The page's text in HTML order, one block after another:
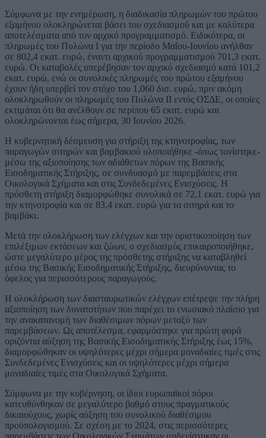
Σύμφωνα με την ενημέρωση, η διαδικασία πληρωμών του πρώτου
εξαμήνου ολοκληρώνεται βάσει του σχεδιασμού και με καλύτερα
αποτελέσματα από τον αρχικό προγραμματισμό. Ειδικότερα, οι
πληρωμές του Πυλώνα Ι για την περίοδο Μαΐου-Ιουνίου ανήλθαν
σε 802,4 εκατ. ευρώ, έναντι αρχικού προγραμματισμού 701,3 εκατ.
ευρώ. Οι καταβολές υπερέβησαν τον αρχικό σχεδιασμό κατά 101,2
εκατ. ευρώ, ενώ οι συνολικές πληρωμές του πρώτου εξαμήνου
έχουν ήδη υπερβεί τον στόχο του 1,060 δισ. ευρώ, πριν ακόμη
ολοκληρωθούν οι πληρωμές του Πυλώνα ΙΙ εντός ΟΣΔΕ, οι οποίες
εκτιμάται ότι θα ανέλθουν σε περίπου 65 εκατ. ευρώ και
ολοκληρώνονται έως σήμερα, 30 Ιουνίου 2026.
Η κυβερνητική δέσμευση για στήριξη της κτηνοτροφίας, των
παραγωγών σιτηρών και βαμβακιού υλοποιήθηκε -όπως τονίστηκε-
μέσω της αξιοποίησης των αδιάθετων πόρων της Βασικής
Εισοδηματικής Στήριξης, σε συνδυασμό με παρεμβάσεις στα
Οικολογικά Σχήματα και στις Συνδεδεμένες Ενισχύσεις. Η
πρόσθετη στήριξη διαμορφώθηκε συνολικά σε 72,1 εκατ. ευρώ για
την κτηνοτροφία και σε 83,4 εκατ. ευρώ για τα σιτηρά και το
βαμβάκι.
Μετά την ολοκλήρωση των ελέγχων και την οριστικοποίηση των
επιλέξιμων εκτάσεων και ζώων, ο σχεδιασμός επικαιροποιήθηκε,
ώστε μεγαλύτερο μέρος της πρόσθετης στήριξης να καταβληθεί
μέσω της Βασικής Εισοδηματικής Στήριξης, διευρύνοντας το
όφελος για περισσότερους παραγωγούς.
Η ολοκλήρωση των διασταυρωτικών ελέγχων επέτρεψε την πλήρη
αξιοποίηση των δυνατοτήτων που παρέχει το ενωσιακό πλαίσιο για
την ανακατανομή των διαθέσιμων πόρων μεταξύ των
παρεμβάσεων. Ως αποτέλεσμα, εφαρμόστηκε για πρώτη φορά
οριζόντια αύξηση της Βασικής Εισοδηματικής Στήριξης έως 15%,
διαμορφώθηκαν οι υψηλότερες μέχρι σήμερα μοναδιαίες τιμές στις
Συνδεδεμένες Ενισχύσεις και οι υψηλότερες μέχρι σήμερα
μοναδιαίες τιμές στα Οικολογικά Σχήματα.
Σύμφωνα με την κυβέρνηση, οι ίδιοι ευρωπαϊκοί πόροι
κατευθύνθηκαν σε μεγαλύτερο βαθμό στους πραγματικούς
δικαιούχους, χωρίς αύξηση του συνολικού διαθέσιμου
προϋπολογισμού. Σε σχέση με το 2024, στις περισσότερες